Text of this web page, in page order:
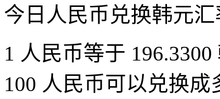
今日人民币兑换韩元
1 人民币等于
100 人民币可以兑换成